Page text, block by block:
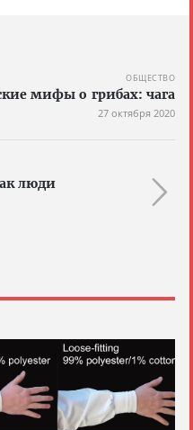
ОБЩЕСТВО
мифы о грибах: чага
27 октября 2020
люди